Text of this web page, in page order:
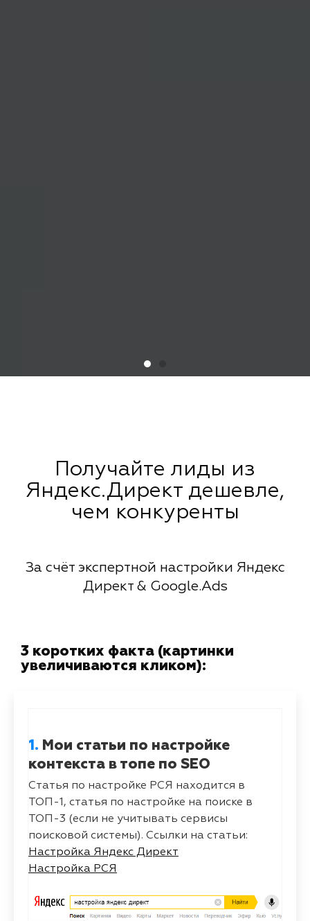
Получайте лиды из
Яндекс.Директ дешевле,
чем конкуренты
За счёт экспертной настройки Яндекс
Директ & Google.Ads
3 коротких факта (картинки
увеличиваются кликом):
1. Мои статьи по настройке
контекста в топе по SEO
Статья по настройке РСЯ находится в
ТОП-1, статья по настройке на поиске в
ТОП-3 (если не учитывать сервисы
поисковой системы). Ссылки на статьи:
Настройка Яндекс Директ
Настройка РСЯ